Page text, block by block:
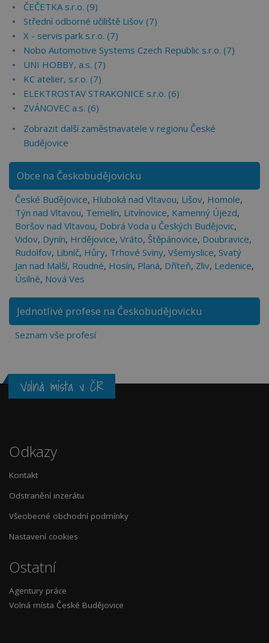
ČEČETKA s.r.o. (9)
Střední odborné učiliště Lišov (7)
X - servis park s.r.o. (7)
Nobo Automotive Systems Czech Republic s.r.o. (7)
UNI HOBBY, a.s. (7)
KC atelier, s.r.o. (7)
ELEKTROSTAV STRAKONICE s.r.o. (6)
ZVÁNOVEC a.s. (6)
Zobrazit další zaměstnavatele v regionu České
Budějovice
Obce na Českobudějovicku
České Budějovice, Hluboká nad Vltavou, Lišov, Homole,
Týn nad Vltavou, Temelín, Litvínovice, Kamenný Újezd,
Boršov nad Vltavou, Dobrá Voda u Českých Budějovic,
Vidov, Dynín, Hrdějovice, Vráto, Štěpánovice, Doubravice,
Rudolfov, Libníč, Hůry, Trhové Sviny, Všemyslice, Svatý
Jan nad Malší, Roudné, Hosín, Planá, Dříteň, Zliv, Ledenice,
Úsilné, Nová Ves
Jednotlivé profese na Českobudějovicku
Seznam vše profesí
Volná místa v ČR
Odkazy
Kontakt
Odstranění inzerátu
Všeobecné obchodní podmínky
Nastavení cookies
Ostatní
Agentury práce
Volná místa České Budějovice